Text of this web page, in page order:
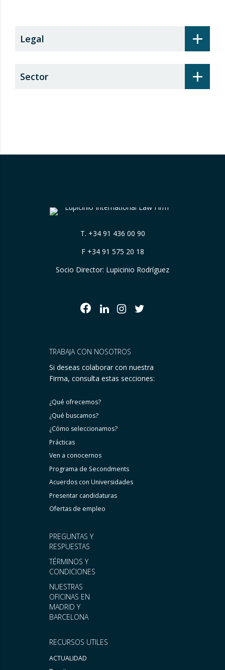
+
Legal
+
Sector
T. +34 91 436 00 90
F +34 91 575 20 18
Socio Director: Lupicinio Rodríguez
RECURSOS UTILES
ACTUALIDAD
PREGUNTAS Y
RESPUESTAS
TÉRMINOS Y
CONDICIONES
NUESTRAS
OFICINAS EN
MADRID Y
BARCELONA
TRABAJA CON NOSOTROS
Si deseas colaborar con nuestra
Firma, consulta estas secciones:
¿Qué ofrecemos?
¿Qué buscamos?
¿Cómo seleccionamos?
Prácticas
Ven a conocernos
Programa de Secondments
Acuerdos con Universidades
Presentar candidaturas
Ofertas de empleo